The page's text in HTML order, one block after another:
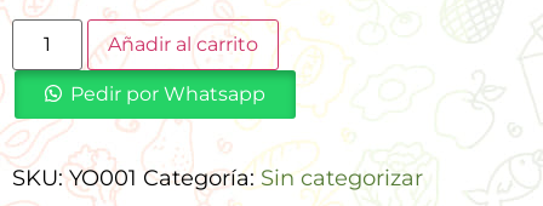
Añadir al carrito
Pedir por Whatsapp
SKU:YO001 Categoría: Sin categorizar